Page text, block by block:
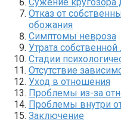
Отказ от
обожания
Симптомы невроза
Утрата собственной
Стадии
Отсутствие
Уход в отношения
Проблемы из-за
Проблемы внутри
Заключение